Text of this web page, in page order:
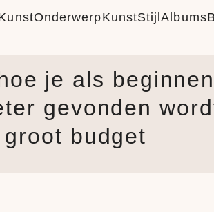
OnderwerpKunstStijlAlbums
je als
gevonden
budget